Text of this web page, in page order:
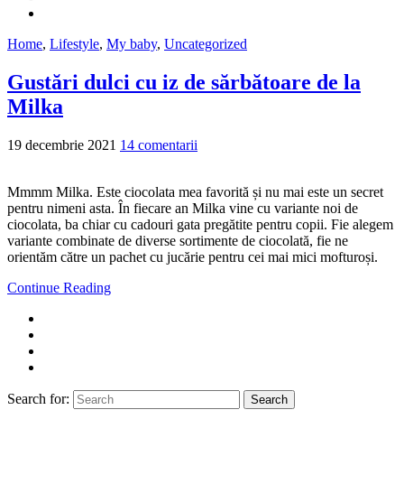
Home, Lifestyle, My baby, Uncategorized
Gustări dulci cu iz de sărbătoare de la
Milka
19 decembrie 2021 14 comentarii
Mmmm Milka. Este ciocolata mea favorită și nu mai este un secret
pentru nimeni asta. În fiecare an Milka vine cu variante noi de
ciocolata, ba chiar cu cadouri gata pregătite pentru copii. Fie alegem
variante combinate de diverse sortimente de ciocolată, fie ne
orientăm către un pachet cu jucărie pentru cei mai mici mofturoși.
Continue Reading
Search for: Search